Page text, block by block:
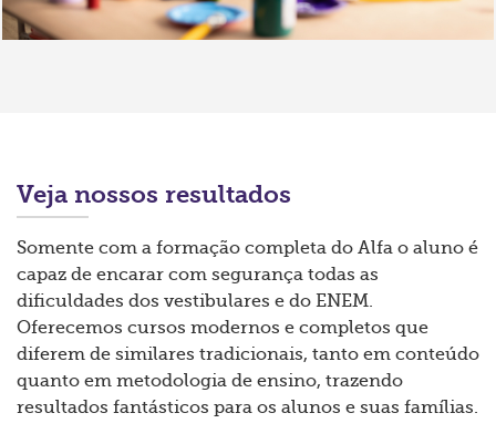
Veja nossos resultados
Somente com a formação completa do Alfa o aluno é
capaz de encarar com segurança todas as
dificuldades dos vestibulares e do ENEM.
Oferecemos cursos modernos e completos que
diferem de similares tradicionais, tanto em conteúdo
quanto em metodologia de ensino, trazendo
resultados fantásticos para os alunos e suas famílias.